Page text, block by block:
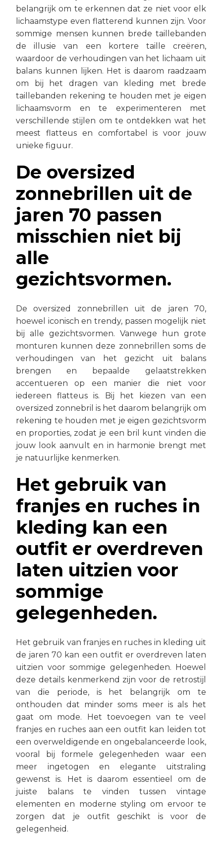
belangrijk om te erkennen dat ze niet voor elk
lichaamstype even flatterend kunnen zijn. Voor
sommige mensen kunnen brede taillebanden
de illusie van een kortere taille creëren,
waardoor de verhoudingen van het lichaam uit
balans kunnen lijken. Het is daarom raadzaam
om bij het dragen van kleding met brede
taillebanden rekening te houden met je eigen
lichaamsvorm en te experimenteren met
verschillende stijlen om te ontdekken wat het
meest flatteus en comfortabel is voor jouw
unieke figuur.
De oversized
zonnebrillen uit de
jaren 70 passen
misschien niet bij
alle
gezichtsvormen.
De oversized zonnebrillen uit de jaren 70,
hoewel iconisch en trendy, passen mogelijk niet
bij alle gezichtsvormen. Vanwege hun grote
monturen kunnen deze zonnebrillen soms de
verhoudingen van het gezicht uit balans
brengen en bepaalde gelaatstrekken
accentueren op een manier die niet voor
iedereen flatteus is. Bij het kiezen van een
oversized zonnebril is het daarom belangrijk om
rekening te houden met je eigen gezichtsvorm
en proporties, zodat je een bril kunt vinden die
jouw look aanvult en in harmonie brengt met
je natuurlijke kenmerken.
Het gebruik van
franjes en ruches in
kleding kan een
outfit er overdreven
laten uitzien voor
sommige
gelegenheden.
Het gebruik van franjes en ruches in kleding uit
de jaren 70 kan een outfit er overdreven laten
uitzien voor sommige gelegenheden. Hoewel
deze details kenmerkend zijn voor de retrostijl
van die periode, is het belangrijk om te
onthouden dat minder soms meer is als het
gaat om mode. Het toevoegen van te veel
franjes en ruches aan een outfit kan leiden tot
een overweldigende en ongebalanceerde look,
vooral bij formele gelegenheden waar een
meer ingetogen en elegante uitstraling
gewenst is. Het is daarom essentieel om de
juiste balans te vinden tussen vintage
elementen en moderne styling om ervoor te
zorgen dat je outfit geschikt is voor de
gelegenheid.